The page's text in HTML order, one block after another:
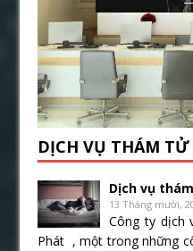
DỊCH VỤ THÁM TỬ
Dịch vụ
13 Tháng mười,
Công ty dịch
Phát , một trong những